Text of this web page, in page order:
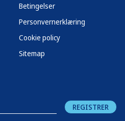
Betingelser
Personvernerklæring
Cookie policy
Sitemap
REGISTRER